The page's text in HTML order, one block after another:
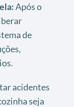
Após o
de
acidentes
seja